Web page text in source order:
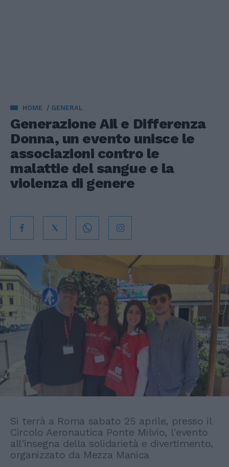
HOME GENERAL
Generazione Ail e Differenza
Donna, un evento unisce le
associazioni contro le
malattie del sangue e la
violenza di genere
Si terrà a Roma sabato 25 aprile, presso il
Circolo Aeronautica Ponte Milvio, l'evento
all'insegna della solidarietà e divertimento,
organizzato da Mezza Manica